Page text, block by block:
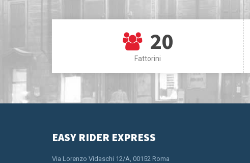
20
Fattorini
EASY RIDER EXPRESS
Via Lorenzo Vidaschi 12/A, 00152 Roma